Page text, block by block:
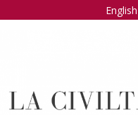
English